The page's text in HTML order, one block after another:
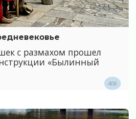
с размахом прошел
«Былинный
408